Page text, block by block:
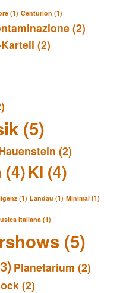
(1) Centurion (1)
(2)
(2)
(5)
(2)
(4)KI (4)
(1) Landau (1) Minimal (1)
Italiana(1)
(5)
Planetarium (2)
(2)